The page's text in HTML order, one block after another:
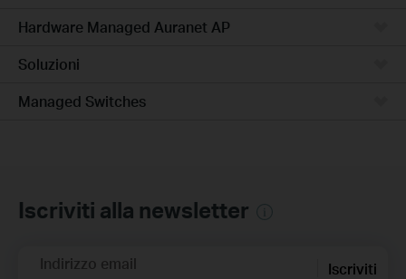
Hardware Managed Auranet AP
Soluzioni
Managed Switches
Iscriviti alla newsletter
Indirizzo email Iscriviti